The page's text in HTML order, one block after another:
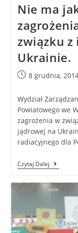
Nie ma
związku z
Ukrainie.
8 grudnia,
Wydział
Powiatowego we
zagrożenia w
jądrowej na
radiacyjnego dla
Czytaj Dalej